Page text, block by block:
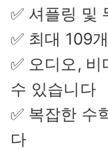
✅ 셔플링 및
✅ 최대 109
✅ 오디오,
수 있습니다
✅ 복잡한 수
다